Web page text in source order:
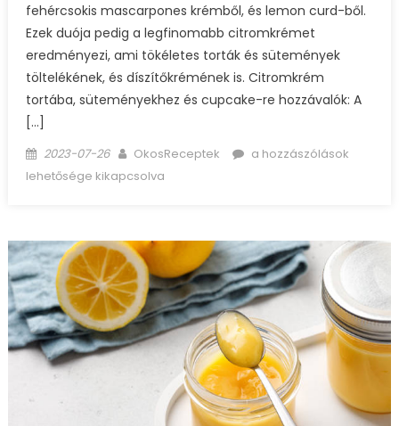
fehércsokis mascarpones krémből, és lemon curd-ből.
Ezek duója pedig a legfinomabb citromkrémet
eredményezi, ami tökéletes torták és sütemények
töltelékének, és díszítőkrémének is. Citromkrém
tortába, süteményekhez és cupcake-re hozzávalók: A
[…]
Posted
on
2023-07-26 Author
OkosReceptek
Citromkrém
re
bejegyzéshez
a hozzászólások
lehetősége kikapcsolva